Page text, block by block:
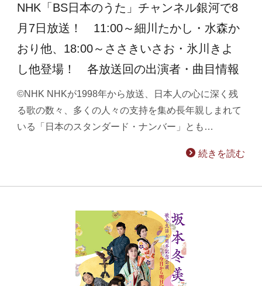
NHK「BS日本のうた」チャンネル銀河で8
月7日放送！ 11:00～細川たかし・水森か
おり他、18:00～ささきいさお・氷川きよ
し他登場！ 各放送回の出演者・曲目情報
©NHK NHKが1998年から放送、日本人の心に深く残
る歌の数々、多くの人々の支持を集め長年親しまれて
いる「日本のスタンダード・ナンバー」とも…
続きを読む